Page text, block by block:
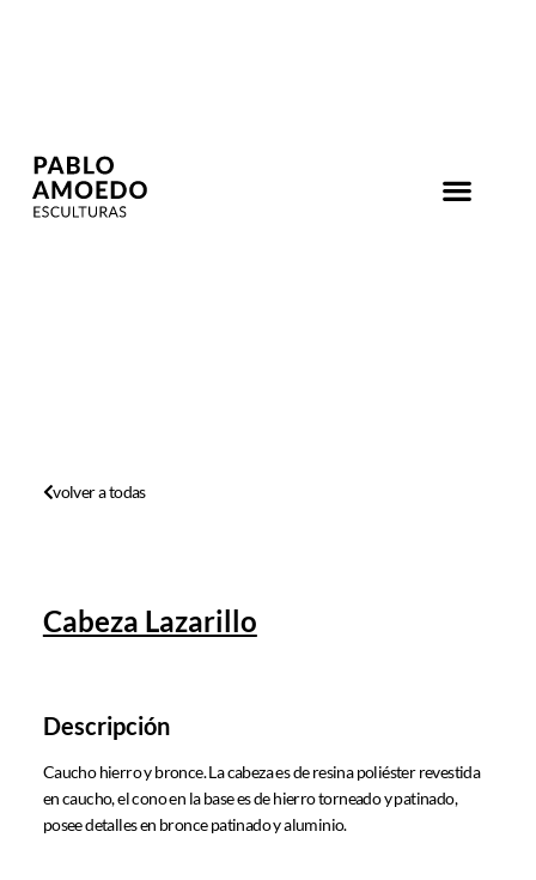
volver a todas
Cabeza Lazarillo
Descripción
Caucho hierro y bronce. La cabeza es de resina poliéster revestida
en caucho, el cono en la base es de hierro torneado y patinado,
posee detalles en bronce patinado y aluminio.